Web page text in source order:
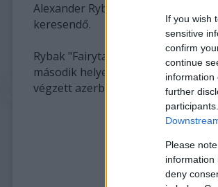
If you wish
sensitive
confirm
continue
information
further
Please
information
deny
Alexander Rybak úgy fogalmazott,
keresendő.
Rybak "Fairytal" (Tündérmese)
második helyen 218 ponttal
végzett azerbajdzsáni